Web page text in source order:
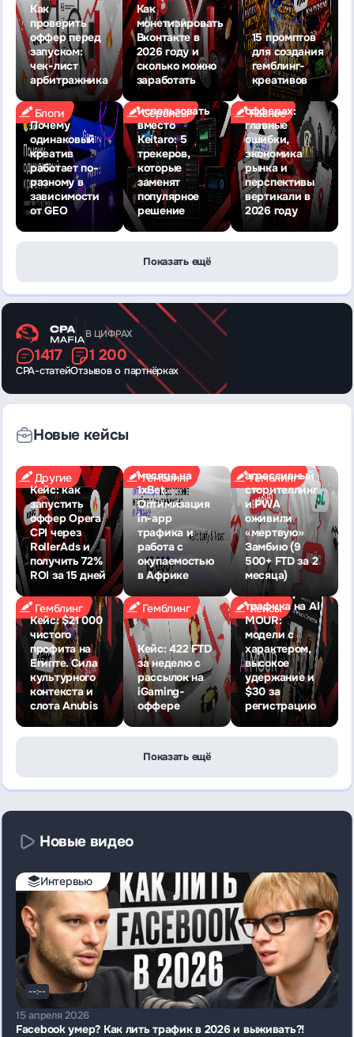
Как
проверить
оффер перед
запуском:
чек-лист
арбитражника
Как
монетизировать
Вконтакте в
2026 году и
сколько можно
заработать
15 промптов
для создания
гемблинг-
креативов
Блоги
Почему
одинаковый
креатив
работает по-
разному в
зависимости
от GEO
Сервисы
Что
использовать
вместо
Keitaro: 5
трекеров,
которые
заменят
популярное
решение
Разное
Почему
большинство
вебмастеров
не
зарабатывают
на HR-
офферах:
главные
ошибки,
экономика
рынка и
перспективы
вертикали в
2026 году
Показать ещё
В ЦИФРАХ
1417
CPA-статей
1 200
Отзывов о партнёрках
Новые кейсы
Другие
Кейс: как
запустить
оффер Opera
CPI через
RollerAds и
получить 72%
ROI за 15 дней
Гемблинг
месяца на
1xBet.
Оптимизация
in-app
трафика и
работа с
окупаемостью
в Африке
Гемблинг
агрессивный
сторителлинг
и PWA
оживили
«мертвую»
Замбию (9
500+ FTD за 2
месяца)
Гемблинг
Кейс: $21 000
чистого
профита на
Египте. Сила
культурного
контекста и
слота Anubis
Гемблинг
Кейc: 422 FTD
за неделю с
рассылок на
iGaming-
оффере
Кейсы
Кейс: залив
трафика на AI
MOUR:
модели с
характером,
высокое
удержание и
$30 за
регистрацию
Показать ещё
Новые видео
Интервью
--:--
15 апреля 2026
Facebook умер? Как лить трафик в 2026 и выживать?!